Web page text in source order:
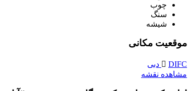
چوب
سنگ
شیشه
موقعیت مکانی
DIFC دبی
مشاهده نقشه